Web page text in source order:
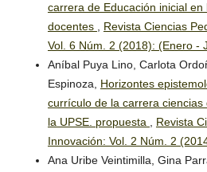
Buri-Naranjo Roberto Daniel (2022)
Características psicosociales y
estudio: Adolescentes del
Manta. Revista Científica y
YACHAY, 5(10), 17.
Andrés Rodríguez Mera, Jhon Paúl
carrera de Educación inicial en
docentes
Revista Ciencias
Vol. 6 Núm. 2 (2018): (Enero -
Aníbal Puya Lino, Carlota
Espinoza, Horizontes
currículo de la carrera
la UPSE. propuesta
Revista
Innovación: Vol. 2 Núm. 2
Ana Uribe Veintimilla, Gina